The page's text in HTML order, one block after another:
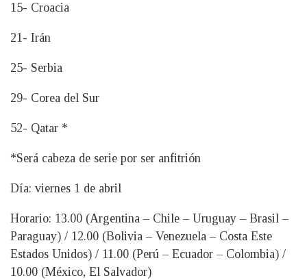
15- Croacia
21- Irán
25- Serbia
29- Corea del Sur
52- Qatar *
*Será cabeza de serie por ser anfitrión
Día: viernes 1 de abril
Horario: 13.00 (Argentina – Chile – Uruguay – Brasil –
Paraguay) / 12.00 (Bolivia – Venezuela – Costa Este
Estados Unidos) / 11.00 (Perú – Ecuador – Colombia) /
10.00 (México, El Salvador)